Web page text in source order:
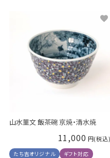
山水菫文 飯茶碗 京焼・清水焼
11,000
たち吉オリジナル
ギフト対応